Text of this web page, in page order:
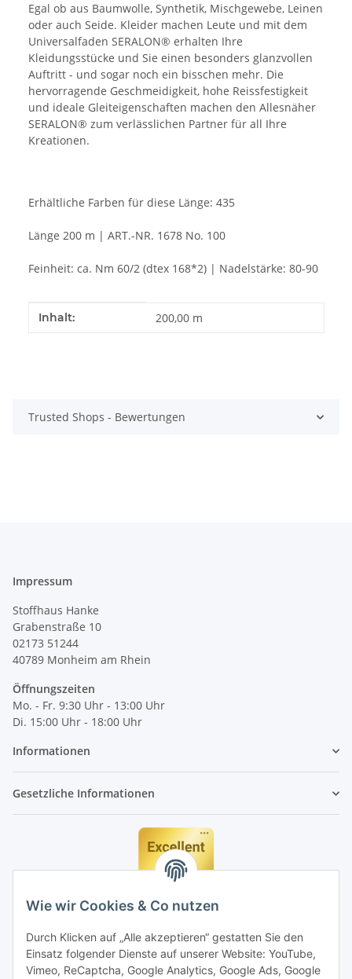
Wie wir Cookies & Co nutzen
Durch Klicken auf „Alle akzeptieren“ gestatten Sie den
Einsatz folgender Dienste auf unserer Website: YouTube,
Vimeo, ReCaptcha, Google Analytics, Google Ads, Google
Egal ob aus Baumwolle, Synthetik, Mischgewebe, Leinen
oder auch Seide. Kleider machen Leute und mit dem
Universalfaden SERALON® erhalten Ihre
Kleidungsstücke und Sie einen besonders glanzvollen
Auftritt - und sogar noch ein bisschen mehr. Die
hervorragende Geschmeidigkeit, hohe Reissfestigkeit
und ideale Gleiteigenschaften machen den Allesnäher
SERALON® zum verlässlichen Partner für all Ihre
Kreationen.
Erhältliche Farben für diese Länge: 435
Länge 200 m | ART.-NR. 1678 No. 100
Feinheit: ca. Nm 60/2 (dtex 168*2) | Nadelstärke: 80-90
Produkteigenschaft
Wert
Inhalt: 200,00 m
Trusted Shops - Bewertungen
Impressum
Stoffhaus Hanke
Grabenstraße 10
02173 51244
40789 Monheim am Rhein
Öffnungszeiten
Mo. - Fr. 9:30 Uhr - 13:00 Uhr
Di. 15:00 Uhr - 18:00 Uhr
Informationen
Gesetzliche Informationen